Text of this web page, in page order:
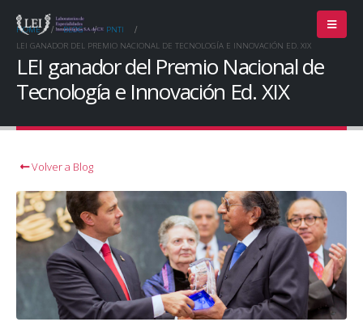
HOME BLOG
PNTI
LEI GANADOR DEL PREMIO NACIONAL DE TECNOLOGÍA E INNOVACIÓN ED. XIX
LEI ganador del Premio Nacional de
Tecnología e Innovación Ed. XIX
Volver a Blog